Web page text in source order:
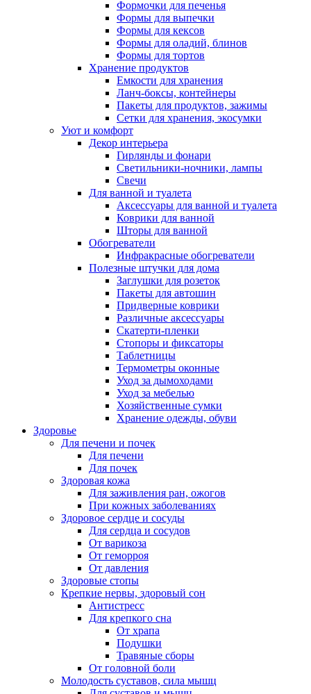
Формочки для печенья
Формы для выпечки
Формы для кексов
Формы для оладий, блинов
Формы для тортов
Хранение продуктов
Емкости для хранения
Ланч-боксы, контейнеры
Пакеты для продуктов, зажимы
Сетки для хранения, экосумки
Уют и комфорт
Декор интерьера
Гирлянды и фонари
Светильники-ночники, лампы
Свечи
Для ванной и туалета
Аксессуары для ванной и туалета
Коврики для ванной
Шторы для ванной
Обогреватели
Инфракрасные обогреватели
Полезные штучки для дома
Заглушки для розеток
Пакеты для автошин
Придверные коврики
Различные аксессуары
Скатерти-пленки
Стопоры и фиксаторы
Таблетницы
Термометры оконные
Уход за дымоходами
Уход за мебелью
Хозяйственные сумки
Хранение одежды, обуви
Здоровье
Для печени и почек
Для печени
Для почек
Здоровая кожа
Для заживления ран, ожогов
При кожных заболеваниях
Здоровое сердце и сосуды
Для сердца и сосудов
От варикоза
От геморроя
От давления
Здоровые стопы
Крепкие нервы, здоровый сон
Антистресс
Для крепкого сна
От храпа
Подушки
Травяные сборы
От головной боли
Молодость суставов, сила мышц